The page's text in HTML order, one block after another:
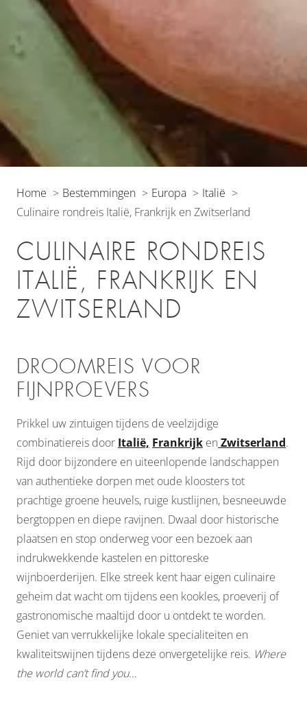
Home Bestemmingen Europa
Italië
Culinaire rondreis Italië, Frankrijk en Zwitserland
CULINAIRE RONDREIS
ITALIË, FRANKRIJK EN
ZWITSERLAND
DROOMREIS VOOR
FIJNPROEVERS
Prikkel uw zintuigen tijdens de veelzijdige
combinatiereis door Italië, Frankrijk en Zwitserland.
Rijd door bijzondere en uiteenlopende landschappen
van authentieke dorpen met oude kloosters tot
prachtige groene heuvels, ruige kustlijnen, besneeuwde
bergtoppen en diepe ravijnen. Dwaal door historische
plaatsen en stop onderweg voor een bezoek aan
indrukwekkende kastelen en pittoreske
wijnboerderijen. Elke streek kent haar eigen culinaire
geheim dat wacht om tijdens een kookles, proeverij of
gastronomische maaltijd door u ontdekt te worden.
Geniet van verrukkelijke lokale specialiteiten en
kwaliteitswijnen tijdens deze onvergetelijke reis. Where
the world can’t find you…